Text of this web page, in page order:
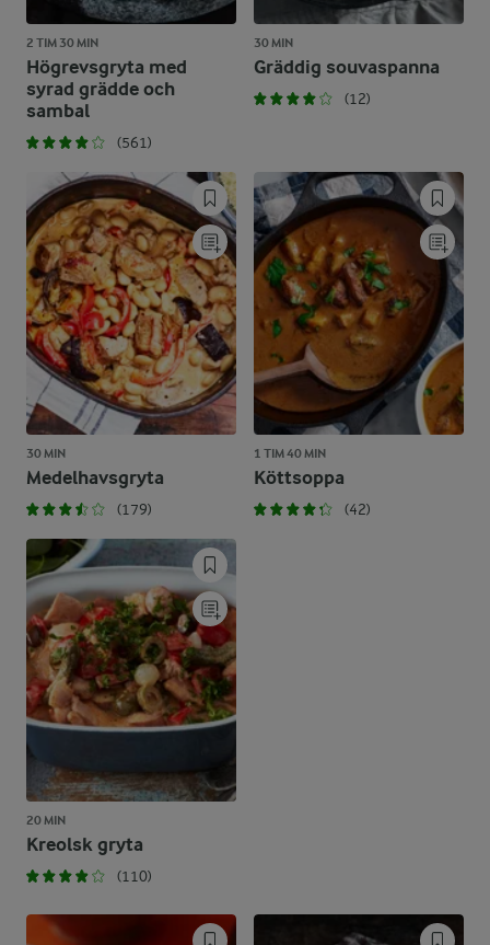
2 TIM 30 MIN
Högrevsgryta med
syrad grädde och
sambal
(561)
30 MIN
Gräddig souvaspanna
(12)
30 MIN
Medelhavsgryta
(179)
1 TIM 40 MIN
Köttsoppa
(42)
20 MIN
Kreolsk gryta
(110)